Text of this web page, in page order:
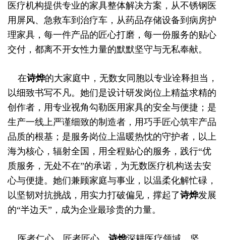
医疗机构提供专业的家具整体解决方案，从不锈钢医
用屏风、急救车到治疗车，从药品存储设备到病房护
理家具，每一件产品的匠心打磨，每一份服务的贴心
交付，都离不开女性力量的默默坚守与无私奉献。
在诗烨的大家庭中，无数女同胞以专业诠释担当，
以细致书写不凡。她们是设计研发岗位上精益求精的
创作者，用专业视角勾勒医用家具的安全与便捷；是
生产一线上严谨细致的制造者，用巧手匠心筑牢产品
品质的根基；是服务岗位上温暖热忱的守护者，以上
海为核心，辐射全国，用全程贴心的服务，践行“优
质服务，无处不在”的承诺，为无数医疗机构送去安
心与便捷。她们兼顾家庭与事业，以温柔化解忙碌，
以坚韧对抗挑战，用实力打破偏见，撑起了诗烨发展
的“半边天”，成为企业最珍贵的力量。